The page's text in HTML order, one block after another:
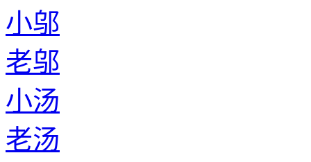
小邬
老邬
小汤
老汤